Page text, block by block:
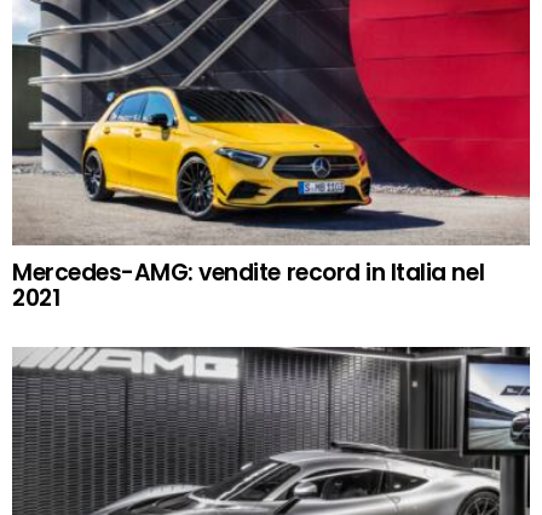
Mercedes-AMG: vendite record in Italia nel
2021